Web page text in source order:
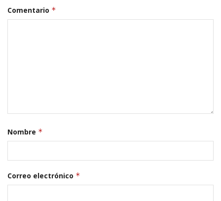
Comentario *
Nombre *
Correo electrónico *